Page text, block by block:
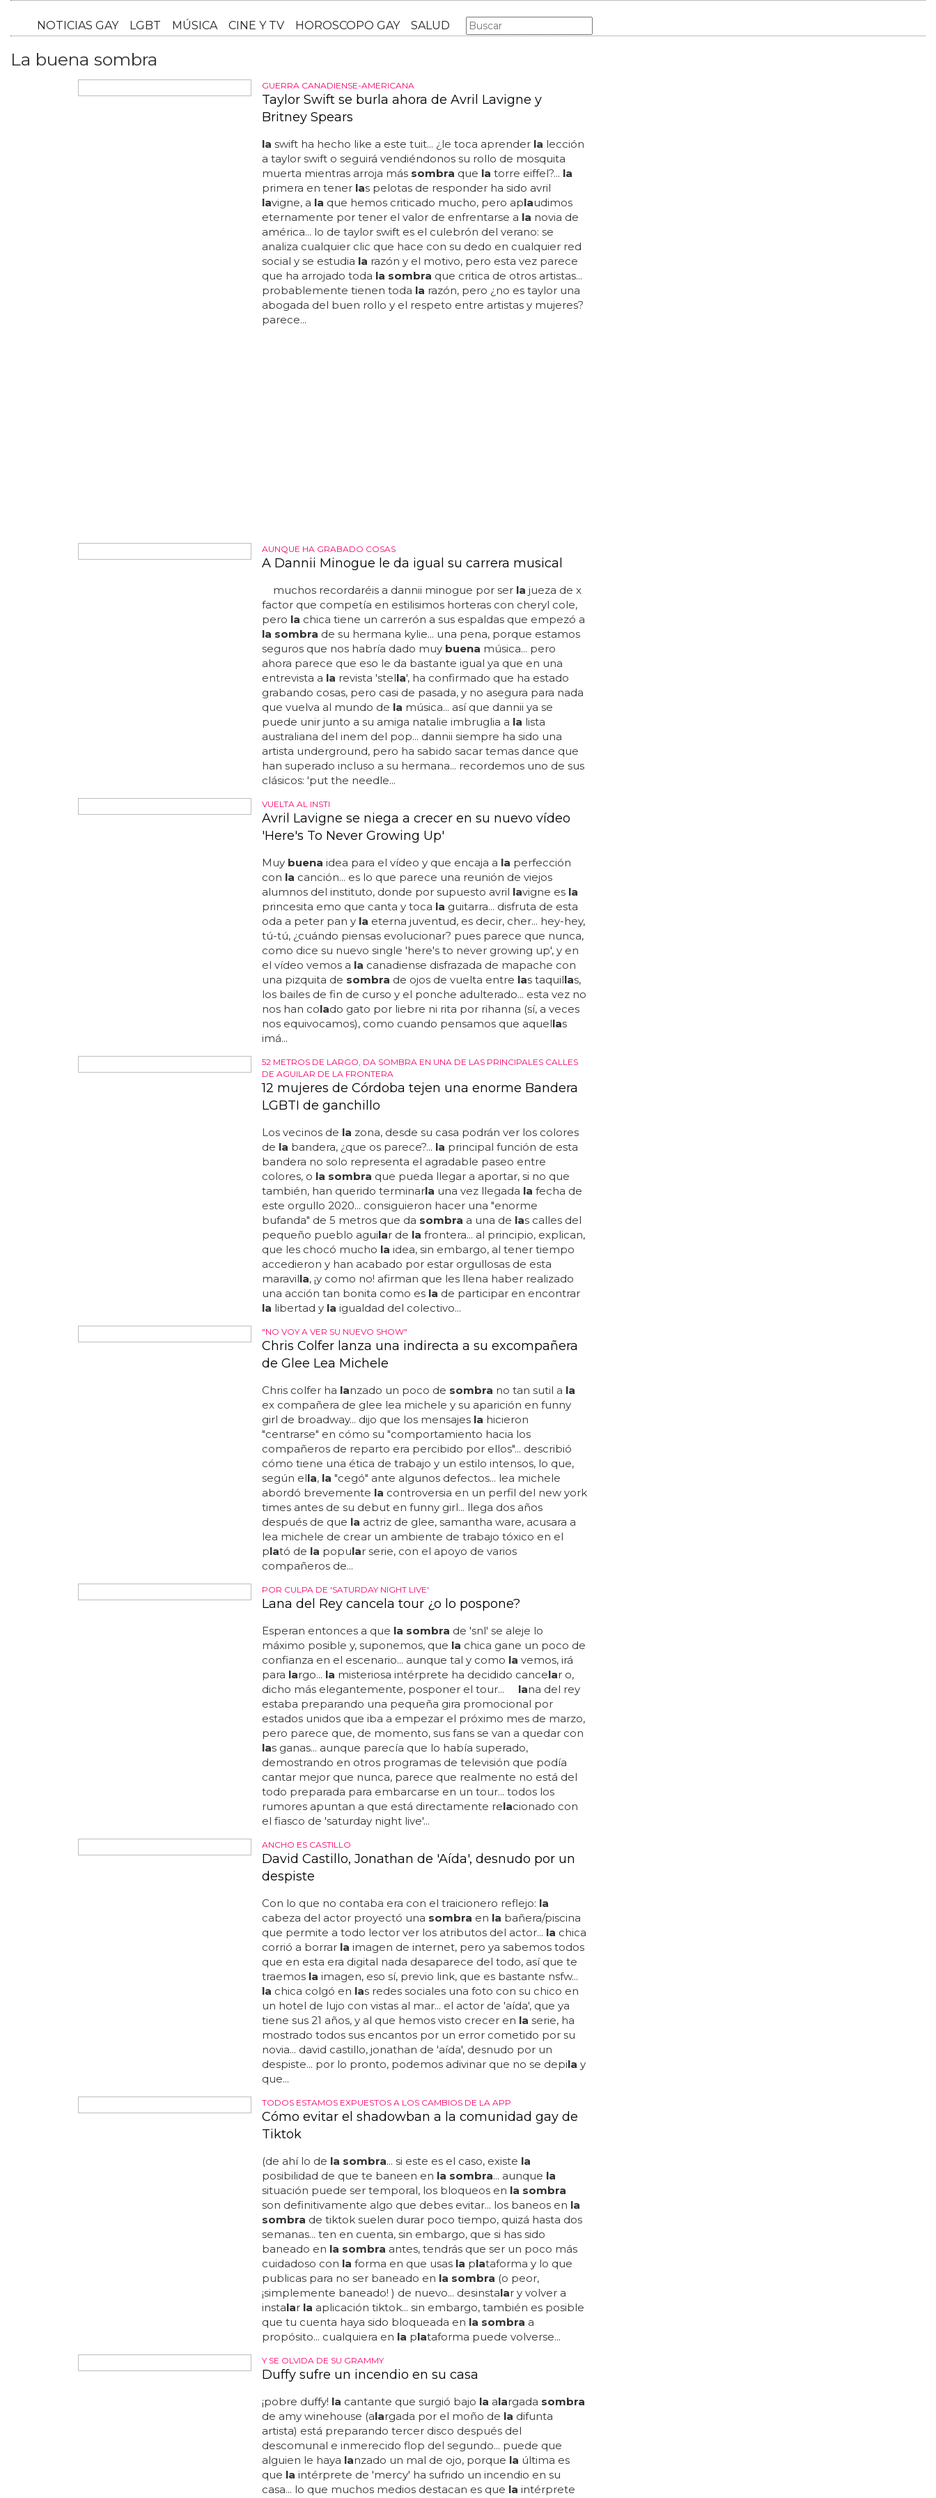
NOTICIAS GAY LGBT MÚSICA CINE Y TV
La buena sombra
GUERRA CANADIENSE-AMERICANA
Taylor Swift se burla ahora de Avril Lavigne y
laswift ha hecho like a este tuit... ¿le toca aprenderlalección
a taylor swift o seguirá vendiéndonos su rollo de mosquita
muerta mientras arroja mássombraquela torre eiffel?...
primera en tenerlas pelotas de responder ha sido avril
lavigne, alaque hemos criticado mucho, pero apla udimos
eternamente por tener el valor de enfrentarse alanovia de
américa... lo de taylor swift es el culebrón del verano: se
analiza cualquier clic que hace con su dedo en cualquier red
social y se estudialarazón y el motivo, pero esta vez parece
que ha arrojado todala sombraque critica de otros artistas...
probablemente tienen todalarazón, pero ¿no es taylor una
abogada del buen rollo y el respeto entre artistas y mujeres?
AUNQUE HA GRABADO COSAS
muchos recordaréis a dannii minogue por ser lajueza de x
factor que competía en estilisimos horteras con cheryl cole,
perolachica tiene un carrerón a sus espaldas que empezó a
la sombrade su hermana kylie... una pena, porque estamos
seguros que nos habría dado muybuenamúsica... pero
ahora parece que eso le da bastante igual ya que en una
entrevista alarevista 'stella', ha confirmado que ha estado
grabando cosas, pero casi de pasada, y no asegura para nada
que vuelva al mundo delamúsica... así que dannii ya se
puede unir junto a su amiga natalie imbruglia alalista
australiana del inem del pop... dannii siempre ha sido una
artista underground, pero ha sabido sacar temas dance que
han superado incluso a su hermana... recordemos uno de sus
VUELTA AL INSTI
Avril Lavigne se niega a crecer en su nuevo vídeo
Muybuenaidea para el vídeo y que encaja alaperfección
conlacanción... es lo que parece una reunión de viejos
alumnos del instituto, donde por supuesto avrillavigne esla
princesita emo que canta y tocalaguitarra... disfruta de esta
oda a peter pan ylaeterna juventud, es decir, cher... hey-hey,
tú-tú, ¿cuándo piensas evolucionar? pues parece que nunca,
como dice su nuevo single 'here's to never growing up', y en
el vídeo vemos alacanadiense disfrazada de mapache con
una pizquita de sombrade ojos de vuelta entrela s taquillas,
los bailes de fin de curso y el ponche adulterado... esta vez no
nos han colado gato por liebre ni rita por rihanna (sí, a veces
nos equivocamos), como cuando pensamos que aquel
52 METROS DE LARGO, DA SOMBRA EN UNA DE LAS PRINCIPALES CALLES
DE AGUILAR DE LA FRONTERA
12 mujeres de Córdoba tejen una enorme Bandera
Los vecinos delazona, desde su casa podrán ver los colores
delabandera, ¿que os parece?...laprincipal función de esta
bandera no solo representa el agradable paseo entre
colores, ola sombraque pueda llegar a aportar, si no que
también, han querido terminarla una vez llegadalafecha de
este orgullo 2020... consiguieron hacer una "enorme
bufanda" de 5 metros que dasombraa una delas calles del
pequeño pueblo agui lar delafrontera... al principio, explican,
que les chocó mucholaidea, sin embargo, al tener tiempo
accedieron y han acabado por estar orgullosas de esta
maravilla, ¡y como no! afirman que les llena haber realizado
una acción tan bonita como eslade participar en encontrar
"NO VOY A VER SU NUEVO SHOW"
Chris Colfer lanza una indirecta a su excompañera
Chris colfer ha lanzado un poco de sombrano tan sutil ala
ex compañera de glee lea michele y su aparición en funny
girl de broadway... dijo que los mensajesla hicieron
"centrarse" en cómo su "comportamiento hacia los
compañeros de reparto era percibido por ellos"... describió
cómo tiene una ética de trabajo y un estilo intensos, lo que,
según ella,la"cegó" ante algunos defectos... lea michele
abordó brevementelacontroversia en un perfil del new york
times antes de su debut en funny girl... llega dos años
después de quelaactriz de glee, samantha ware, acusara a
lea michele de crear un ambiente de trabajo tóxico en el
plató delapopula
POR CULPA DE 'SATURDAY NIGHT LIVE'
Esperan entonces a quela sombra de 'snl' se aleje lo
máximo posible y, suponemos, quelachica gane un poco de
confianza en el escenario... aunque tal y comolavemos, irá
paralargo...lamisteriosa intérprete ha decidido cancelar o,
dicho más elegantemente, posponer el tour...lana del rey
estaba preparando una pequeña gira promocional por
estados unidos que iba a empezar el próximo mes de marzo,
pero parece que, de momento, sus fans se van a quedar con
las ganas... aunque parecía que lo había superado,
demostrando en otros programas de televisión que podía
cantar mejor que nunca, parece que realmente no está del
todo preparada para embarcarse en un tour... todos los
rumores apuntan a que está directamente re
ANCHO ES CASTILLO
David Castillo, Jonathan de 'Aída', desnudo por un
Con lo que no contaba era con el traicionero reflejo:la
cabeza del actor proyectó unasombraenlabañera/piscina
que permite a todo lector ver los atributos del actor...lachica
corrió a borrarlaimagen de internet, pero ya sabemos todos
que en esta era digital nada desaparece del todo, así que te
traemoslaimagen, eso sí, previo link, que es bastante nsfw...
lachica colgó enlas redes sociales una foto con su chico en
un hotel de lujo con vistas al mar... el actor de 'aída', que ya
tiene sus 21 años, y al que hemos visto crecer enlaserie, ha
mostrado todos sus encantos por un error cometido por su
novia... david castillo, jonathan de 'aída', desnudo por un
despiste... por lo pronto, podemos adivinar que no se depi
TODOS ESTAMOS EXPUESTOS A LOS CAMBIOS DE LA APP
Cómo evitar el shadowban a la comunidad gay de
(de ahí lo dela sombra... si este es el caso, existela
posibilidad de que te baneen enla sombra ... aunquela
situación puede ser temporal, los bloqueos en la sombra
son definitivamente algo que debes evitar... los baneos enla
sombrade tiktok suelen durar poco tiempo, quizá hasta dos
semanas... ten en cuenta, sin embargo, que si has sido
baneado enla sombraantes, tendrás que ser un poco más
cuidadoso conla forma en que usaslaplataforma y lo que
publicas para no ser baneado enla sombra(o peor,
¡simplemente baneado! ) de nuevo... desinstalar y volver a
instalarlaaplicación tiktok... sin embargo, también es posible
que tu cuenta haya sido bloqueada enla sombraa
Y SE OLVIDA DE SU GRAMMY
¡pobre duffy!lacantante que surgió bajolaalargadasombra
de amy winehouse (alargada por el moño de ladifunta
artista) está preparando tercer disco después del
descomunal e inmerecido flop del segundo... puede que
alguien le hayala nzado un mal de ojo, porquelaúltima es
quela intérprete de 'mercy' ha sufrido un incendio en su